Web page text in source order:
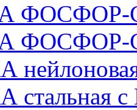
ФОСФОР-
ФОСФОР-